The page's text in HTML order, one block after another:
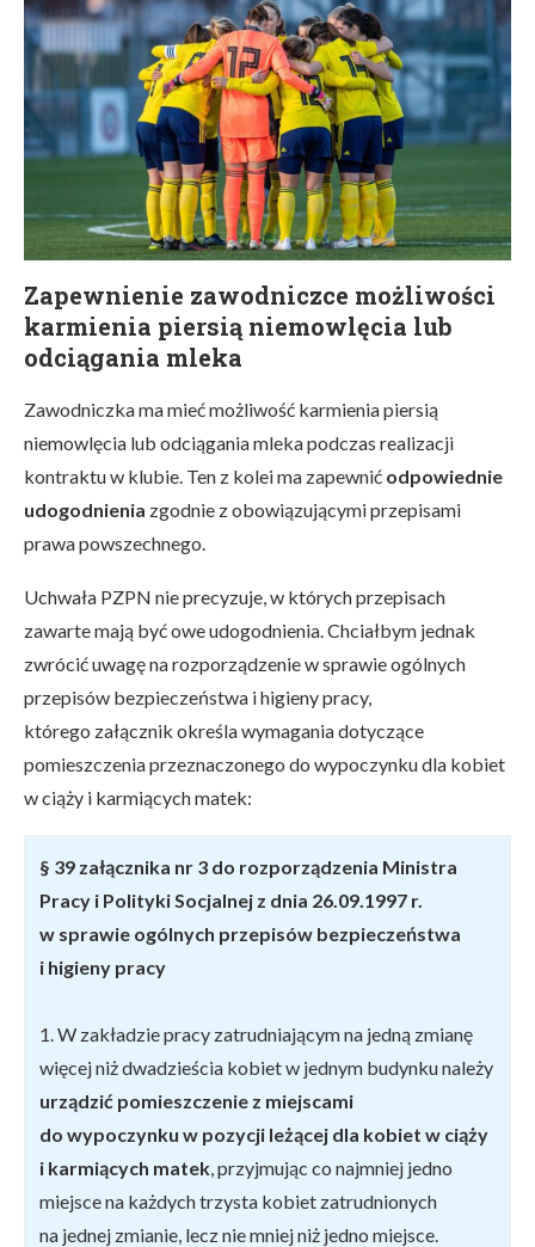
Zapewnienie zawodniczce możliwości
karmienia piersią niemowlęcia lub
odciągania mleka
Zawodniczka ma mieć możliwość karmienia piersią
niemowlęcia lub odciągania mleka podczas realizacji
kontraktu w klubie. Ten z kolei ma zapewnić odpowiednie
udogodnienia zgodnie z obowiązującymi przepisami
prawa powszechnego.
Uchwała PZPN nie precyzuje, w których przepisach
zawarte mają być owe udogodnienia. Chciałbym jednak
zwrócić uwagę na rozporządzenie w sprawie ogólnych
przepisów bezpieczeństwa i higieny pracy,
którego załącznik określa wymagania dotyczące
pomieszczenia przeznaczonego do wypoczynku dla kobiet
w ciąży i karmiących matek:
§ 39 załącznika nr 3 do rozporządzenia Ministra
Pracy i Polityki Socjalnej z dnia 26.09.1997 r.
w sprawie ogólnych przepisów bezpieczeństwa
i higieny pracy
1. W zakładzie pracy zatrudniającym na jedną zmianę
więcej niż dwadzieścia kobiet w jednym budynku należy
urządzić pomieszczenie z miejscami
do wypoczynku w pozycji leżącej dla kobiet w ciąży
i karmiących matek, przyjmując co najmniej jedno
miejsce na każdych trzysta kobiet zatrudnionych
na jednej zmianie, lecz nie mniej niż jedno miejsce.